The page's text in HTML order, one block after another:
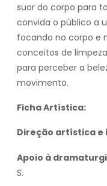
suor do corpo para
convida o público a
focando no corpo e
conceitos de
para perceber a
movimento.
Ficha Artística:
Direção artística
Apoio à
S.